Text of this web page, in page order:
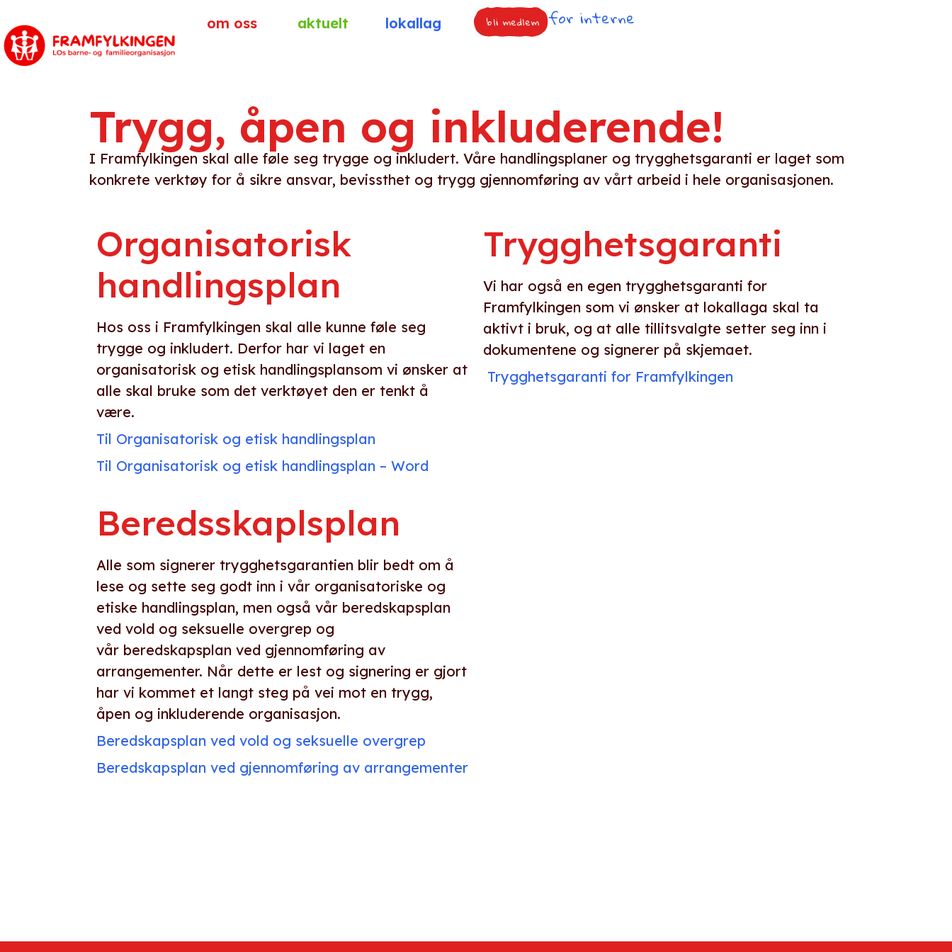
om oss aktuelt lokallag bli medlem for interne
Trygg, åpen og inkluderende!
I Framfylkingen skal alle føle seg trygge og inkludert. Våre handlingsplaner og trygghetsgaranti er laget som
konkrete verktøy for å sikre ansvar, bevissthet og trygg gjennomføring av vårt arbeid i hele organisasjonen.
Organisatorisk
handlingsplan
Hos oss i Framfylkingen skal alle kunne føle seg
trygge og inkludert. Derfor har vi laget en
organisatorisk og etisk handlingsplansom vi ønsker at
alle skal bruke som det verktøyet den er tenkt å
være.
Til Organisatorisk og etisk handlingsplan
Til Organisatorisk og etisk handlingsplan – Word
Trygghetsgaranti
Vi har også en egen trygghetsgaranti for
Framfylkingen som vi ønsker at lokallaga skal ta
aktivt i bruk, og at alle tillitsvalgte setter seg inn i
dokumentene og signerer på skjemaet.
Trygghetsgaranti for Framfylkingen
Beredsskaplsplan
Alle som signerer trygghetsgarantien blir bedt om å
lese og sette seg godt inn i vår organisatoriske og
etiske handlingsplan, men også vår beredskapsplan
ved vold og seksuelle overgrep og
vår beredskapsplan ved gjennomføring av
arrangementer. Når dette er lest og signering er gjort
har vi kommet et langt steg på vei mot en trygg,
åpen og inkluderende organisasjon.
Beredskapsplan ved vold og seksuelle overgrep
Beredskapsplan ved gjennomføring av arrangementer